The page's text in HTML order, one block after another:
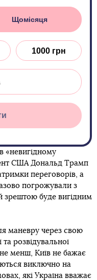
Щомісяця
1000 грн
«невигідному
США Дональд Трамп
переговорів, а
погрожували з
зрештою буде вигідним
маневру через свою
та розвідувальної
менш, Київ не бажає
виключно на
які Україна вважає